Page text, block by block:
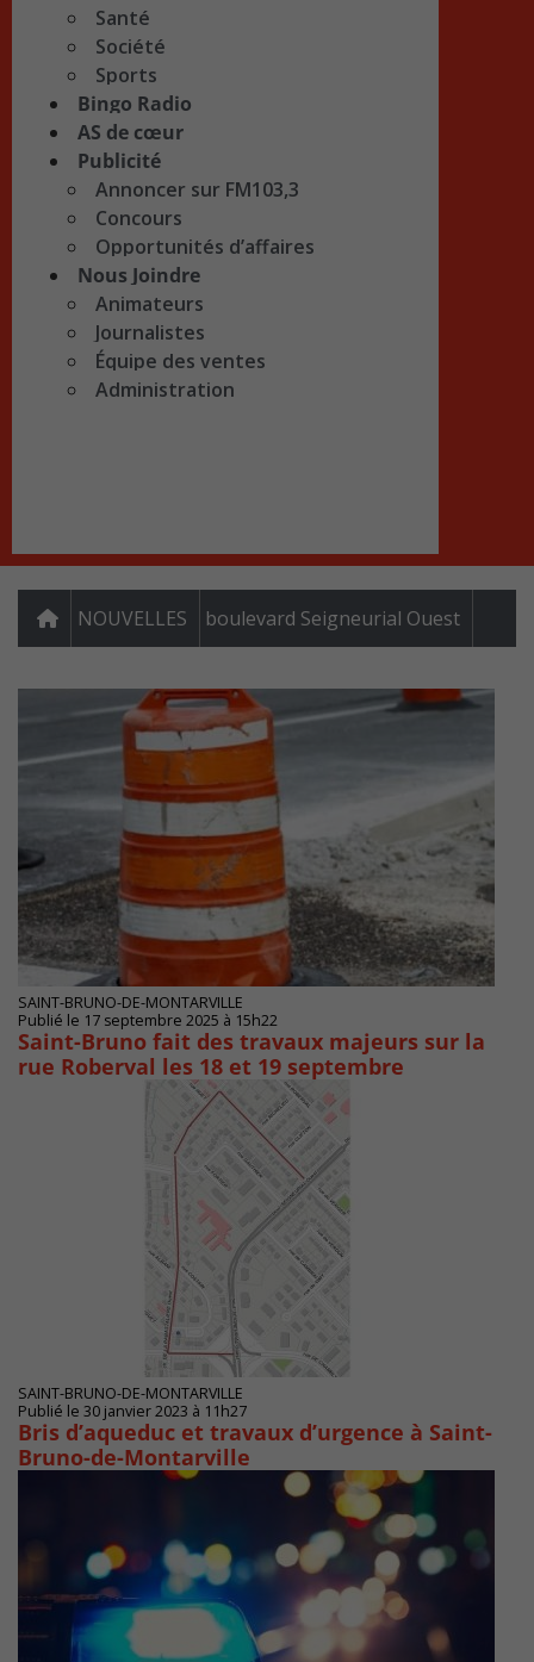
Santé
Société
Sports
Bingo Radio
AS de cœur
Publicité
Annoncer sur FM103,3
Concours
Opportunités d’affaires
Nous Joindre
Animateurs
Journalistes
Équipe des ventes
Administration
NOUVELLES boulevard Seigneurial Ouest
SAINT-BRUNO-DE-MONTARVILLE
Publié le 17 septembre 2025 à 15h22
Saint-Bruno fait des travaux majeurs sur la
rue Roberval les 18 et 19 septembre
SAINT-BRUNO-DE-MONTARVILLE
Publié le 30 janvier 2023 à 11h27
Bris d’aqueduc et travaux d’urgence à Saint-
Bruno-de-Montarville